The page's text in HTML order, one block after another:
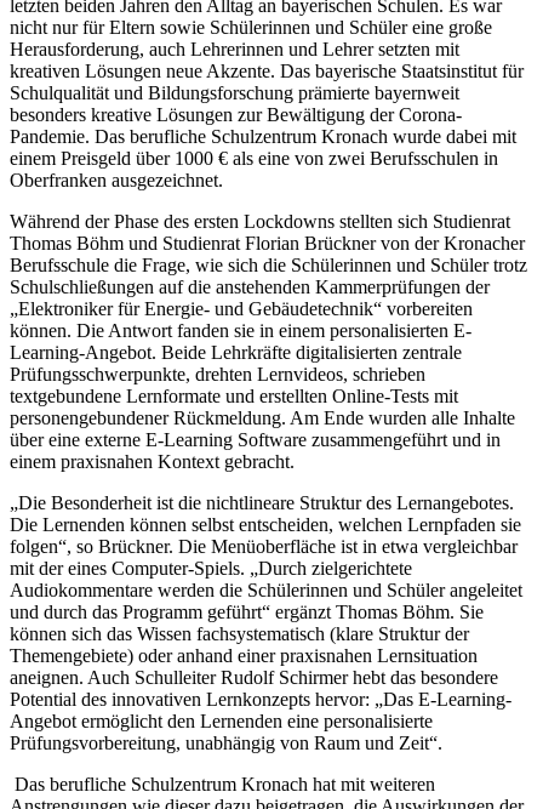
letzten beiden Jahren den Alltag an bayerischen Schulen. Es war
nicht nur für Eltern sowie Schülerinnen und Schüler eine große
Herausforderung, auch Lehrerinnen und Lehrer setzten mit
kreativen Lösungen neue Akzente. Das bayerische Staatsinstitut für
Schulqualität und Bildungsforschung prämierte bayernweit
besonders kreative Lösungen zur Bewältigung der Corona-
Pandemie. Das berufliche Schulzentrum Kronach wurde dabei mit
einem Preisgeld über 1000 € als eine von zwei Berufsschulen in
Oberfranken ausgezeichnet.
Während der Phase des ersten Lockdowns stellten sich Studienrat
Thomas Böhm und Studienrat Florian Brückner von der Kronacher
Berufsschule die Frage, wie sich die Schülerinnen und Schüler trotz
Schulschließungen auf die anstehenden Kammerprüfungen der
„Elektroniker für Energie- und Gebäudetechnik“ vorbereiten
können. Die Antwort fanden sie in einem personalisierten E-
Learning-Angebot. Beide Lehrkräfte digitalisierten zentrale
Prüfungsschwerpunkte, drehten Lernvideos, schrieben
textgebundene Lernformate und erstellten Online-Tests mit
personengebundener Rückmeldung. Am Ende wurden alle Inhalte
über eine externe E-Learning Software zusammengeführt und in
einem praxisnahen Kontext gebracht.
„Die Besonderheit ist die nichtlineare Struktur des Lernangebotes.
Die Lernenden können selbst entscheiden, welchen Lernpfaden sie
folgen“, so Brückner. Die Menüoberfläche ist in etwa vergleichbar
mit der eines Computer-Spiels. „Durch zielgerichtete
Audiokommentare werden die Schülerinnen und Schüler angeleitet
und durch das Programm geführt“ ergänzt Thomas Böhm. Sie
können sich das Wissen fachsystematisch (klare Struktur der
Themengebiete) oder anhand einer praxisnahen Lernsituation
aneignen. Auch Schulleiter Rudolf Schirmer hebt das besondere
Potential des innovativen Lernkonzepts hervor: „Das E-Learning-
Angebot ermöglicht den Lernenden eine personalisierte
Prüfungsvorbereitung, unabhängig von Raum und Zeit“.
Das berufliche Schulzentrum Kronach hat mit weiteren